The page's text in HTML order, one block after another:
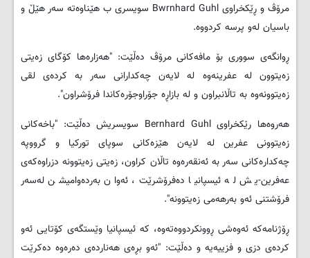
مرۆڤ و ڕێكخراوی Bwrnhard Guhl سویسری ب هێناوەتە سەر هێڵ ‌و
باسیان لەو پرسە كردووە.
ڕوانگەی سووری بۆ مافەكانی مرۆڤ دەڵێت: "هەزارەها كۆگای زەیتی
زەیتوون لە عفرینەوە لە لایەن چەكدارانی سەر بە كردەی لقی
زەیتوونەوە بە تاڵانبراون و لە بازاڕە جۆراوجۆرەكاندا فرۆشراون".
هەروەها رێكخراویBernhard Guhl سویسریش دەڵێت: "باخەكانی
زەیتوونی عفرین لە لایەن هێزەكانی سوپای توركیا و گرووپە
چەكدارەكانی سەر بە ئەنقەرەوە تاڵان كراون، زەیتی زەیتوونە دزراوەكەی
عەفرین-یش لە ئیسپانیا دەفرۆشرێت، ئەوان بەردەوامیشن لەسەر
فرۆشتنی ئەو بەرهەمی زەیتوونە".
ڕۆژنامەكە ‌ئەوەشی ڕوونكردووەتەوە، كە ئیسپانیا وێستگەی كۆتایی ئەو
كردەی دزی‌ و فزییەیە و دەڵێت: "ئەو بڕەی هەناردەی دەرەوە دەكرێت